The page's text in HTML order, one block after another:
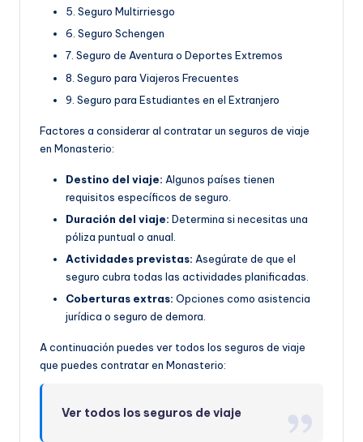
5. Seguro Multirriesgo
6. Seguro Schengen
7. Seguro de Aventura o Deportes Extremos
8. Seguro para Viajeros Frecuentes
9. Seguro para Estudiantes en el Extranjero
Factores a considerar al contratar un seguros de viaje
en Monasterio:
Destino del viaje: Algunos países tienen
requisitos específicos de seguro.
Duración del viaje: Determina si necesitas una
póliza puntual o anual.
Actividades previstas: Asegúrate de que el
seguro cubra todas las actividades planificadas.
Coberturas extras: Opciones como asistencia
jurídica o seguro de demora.
A continuación puedes ver todos los seguros de viaje
que puedes contratar en Monasterio:
Ver todos los seguros de viaje